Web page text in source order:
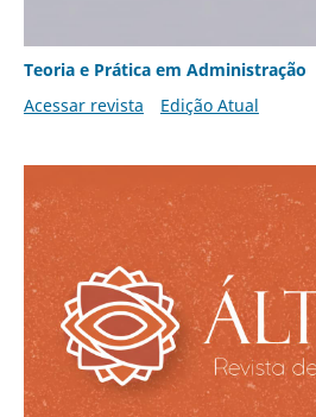
Teoria e Prática em Administração
Acessar revista
Edição Atual